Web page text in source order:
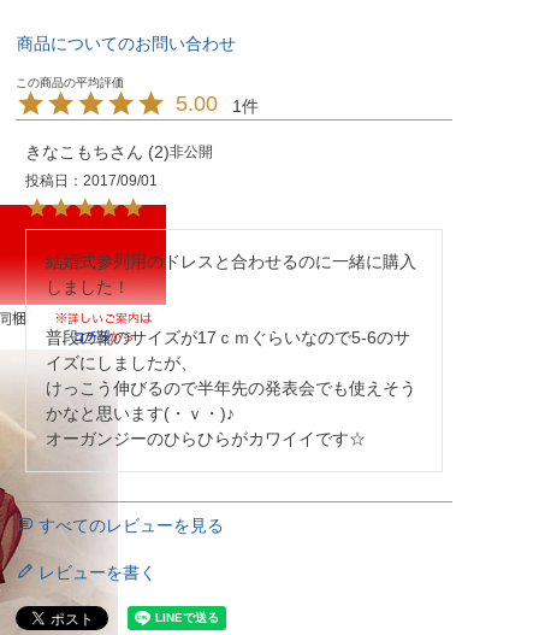
商品についてのお問い合わせ
5.00 1
きなこもち 2 非公開
投稿日
2017/09/01
結婚式参列用のドレスと合わせるのに一緒に購入
しました！
普段の靴のサイズが17ｃｍぐらいなので5-6のサ
イズにしましたが、
けっこう伸びるので半年先の発表会でも使えそう
かなと思います(・ｖ・)♪
オーガンジーのひらひらがカワイイです☆
すべてのレビューを見る
レビューを書く